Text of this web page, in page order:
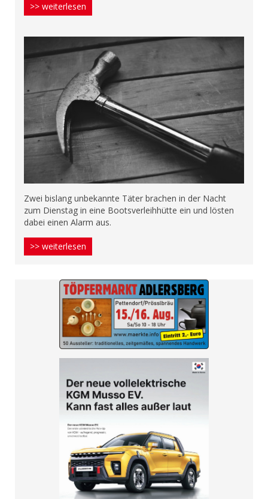
>> weiterlesen
Zwei bislang unbekannte Täter brachen in der Nacht
zum Dienstag in eine Bootsverleihhütte ein und lösten
dabei einen Alarm aus.
>> weiterlesen